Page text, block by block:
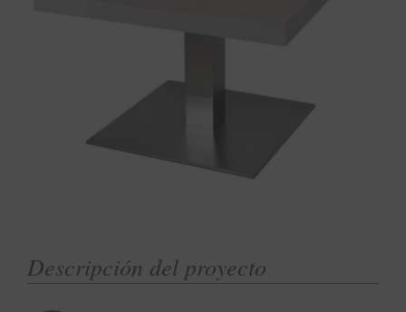
Descripción del proyecto